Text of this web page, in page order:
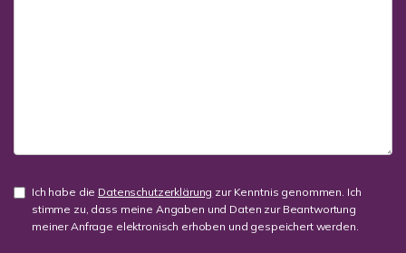
Ich habe die Datenschutzerklärung zur Kenntnis genommen. Ich
stimme zu, dass meine Angaben und Daten zur Beantwortung
meiner Anfrage elektronisch erhoben und gespeichert werden.